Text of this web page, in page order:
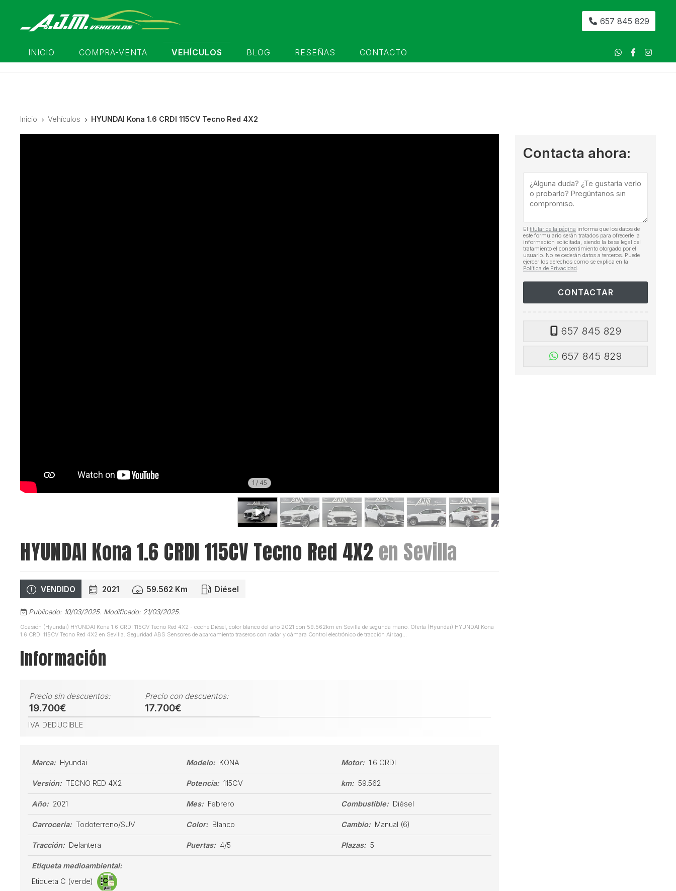
657 845 829
INICIO COMPRA-VENTA VEHÍCULOS BLOG RESEÑAS CONTACTO
Inicio Vehículos HYUNDAI Kona 1.6 CRDI 115CV Tecno Red 4X2
Contacta ahora:
El titular de la página informa que los datos de
este formulario serán tratados para ofrecerle la
información solicitada, siendo la base legal del
tratamiento el consentimiento otorgado por el
usuario. No se cederán datos a terceros. Puede
ejercer los derechos como se explica en la
Política de Privacidad.
657 845 829
657 845 829
1 / 45
HYUNDAI Kona 1.6 CRDI 115CV Tecno Red 4X2 en Sevilla
VENDIDO 2021 59.562 Km Diésel
Publicado: 10/03/2025. Modificado: 21/03/2025.
Ocasión (Hyundai) HYUNDAI Kona 1.6 CRDI 115CV Tecno Red 4X2 - coche Diésel, color blanco del año 2021 con 59.562km en Sevilla de segunda mano. Oferta (Hyundai) HYUNDAI Kona
1.6 CRDI 115CV Tecno Red 4X2 en Sevilla. Seguridad ABS Sensores de aparcamiento traseros con radar y cámara Control electrónico de tracción Airbag...
Información
Precio sin descuentos:
19.700€
Precio con descuentos:
17.700€
IVA DEDUCIBLE
Marca: Hyundai Modelo: KONA Motor: 1.6 CRDI
Versión: TECNO RED 4X2 Potencia: 115CV km: 59.562
Año: 2021 Mes: Febrero Combustible: Diésel
Carroceria: Todoterreno/SUV Color: Blanco Cambio: Manual (6)
Tracción: Delantera Puertas: 4/5 Plazas: 5
Etiqueta medioambiental:
Etiqueta C (verde)